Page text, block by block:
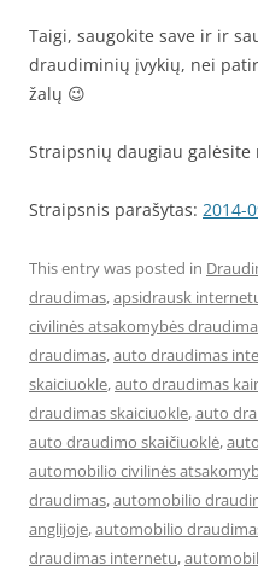
Taigi, saugokite save ir ir
draudiminių įvykių, nei
žalų 😉
Straipsnių daugiau galėsite
Straipsnis parašytas: 2014-
This entry was posted in
draudimas,apsidrausk
civilinės atsakomybės
draudimas,auto draudimas
skaiciuokle,auto draudimas
draudimas skaiciuokle,auto
auto draudimo skaičiuoklė,
automobilio civilinės
draudimas,automobilio
anglijoje,automobilio
draudimas internetu,